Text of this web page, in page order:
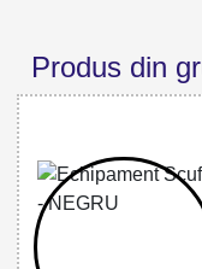
Produs din